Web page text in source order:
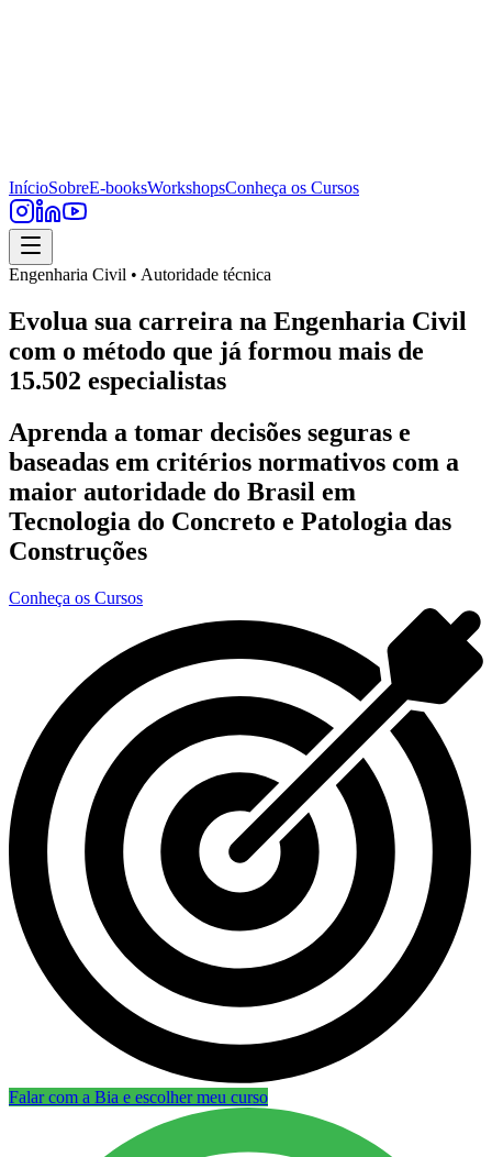
InícioSobreE-booksWorkshopsConheça os Cursos
Engenharia Civil • Autoridade técnica
Evolua sua carreira na Engenharia Civil
com o método que já formou mais de
15.502 especialistas
Aprenda a tomar decisões seguras e
baseadas em critérios normativos com a
maior autoridade do Brasil em
Tecnologia do Concreto e Patologia das
Construções
Conheça os Cursos
Falar com a Bia e escolher meu curso